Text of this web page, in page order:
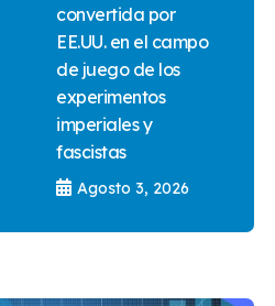
convertida por
EE.UU. en el campo
de juego de los
experimentos
imperiales y
fascistas
Agosto 3, 2026